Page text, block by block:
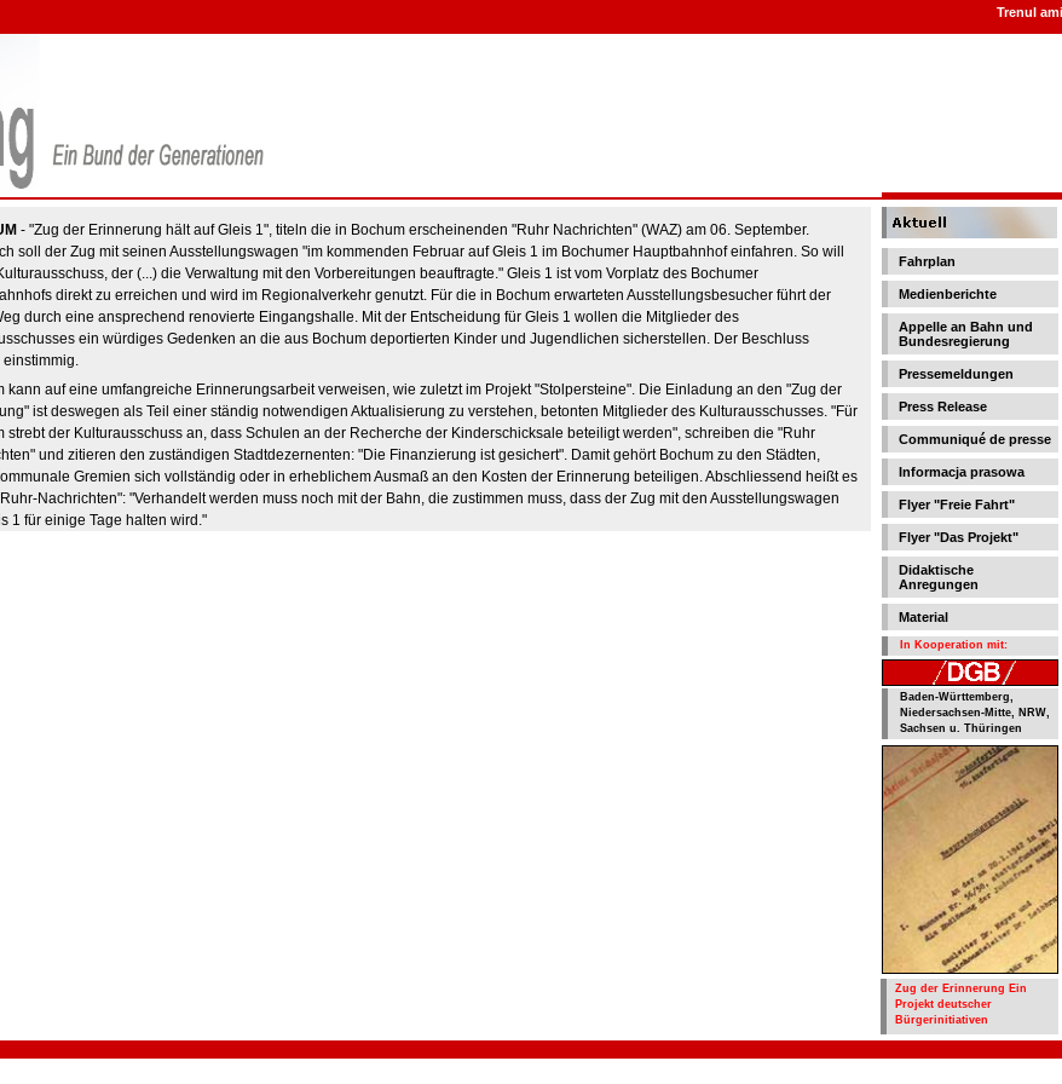
Trenul
Fahrplan
Medienberichte
Appelle an Bahn und
Bundesregierung
Pressemeldungen
Press Release
Communiqué de presse
Informacja prasowa
Flyer "Freie Fahrt"
Flyer "Das Projekt"
Didaktische
Anregungen
Material
In Kooperation mit:
Baden-Württemberg,
Niedersachsen-Mitte, NRW,
Sachsen u. Thüringen
Zug der Erinnerung Ein
Projekt deutscher
Bürgerinitiativen
- "Zug der Erinnerung hält auf Gleis 1", titeln die in Bochum erscheinenden "Ruhr Nachrichten" (WAZ) am 06. September.
soll der Zug mit seinen Ausstellungswagen "im kommenden Februar auf Gleis 1 im Bochumer Hauptbahnhof einfahren. So will
der (...) die Verwaltung mit den Vorbereitungen beauftragte." Gleis 1 ist vom Vorplatz des Bochumer
direkt zu erreichen und wird im Regionalverkehr genutzt. Für die in Bochum erwarteten Ausstellungsbesucher führt der
durch eine ansprechend renovierte Eingangshalle. Mit der Entscheidung für Gleis 1 wollen die Mitglieder des
ein würdiges Gedenken an die aus Bochum deportierten Kinder und Jugendlichen sicherstellen. Der Beschluss
einstimmig.
kann auf eine umfangreiche Erinnerungsarbeit verweisen, wie zuletzt im Projekt "Stolpersteine". Die Einladung an den "Zug der
ist deswegen als Teil einer ständig notwendigen Aktualisierung zu verstehen, betonten Mitglieder des Kulturausschusses. "Für
strebt der Kulturausschuss an, dass Schulen an der Recherche der Kinderschicksale beteiligt werden", schreiben die "Ruhr
und zitieren den zuständigen Stadtdezernenten: "Die Finanzierung ist gesichert". Damit gehört Bochum zu den Städten,
Gremien sich vollständig oder in erheblichem Ausmaß an den Kosten der Erinnerung beteiligen. Abschliessend heißt es
Nachrichten": "Verhandelt werden muss noch mit der Bahn, die zustimmen muss, dass der Zug mit den Ausstellungswagen
1 für einige Tage halten wird."